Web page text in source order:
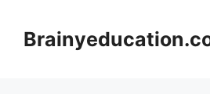
content